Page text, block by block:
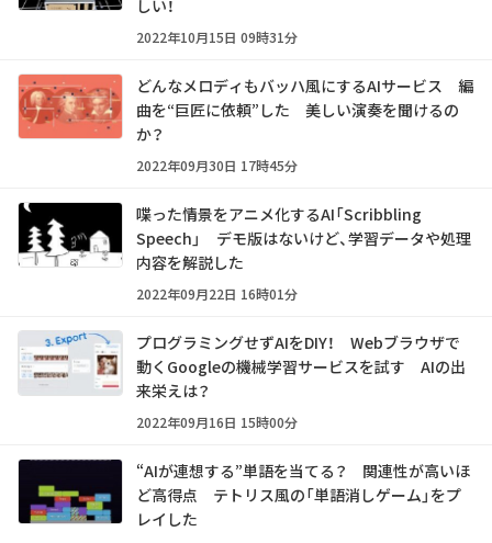
しい！
2022年10月15日 09時31分
どんなメロディもバッハ風にするAIサービス 編
曲を“巨匠に依頼”した 美しい演奏を聞けるの
か？
2022年09月30日 17時45分
喋った情景をアニメ化するAI「Scribbling
Speech」 デモ版はないけど、学習データや処理
内容を解説した
2022年09月22日 16時01分
プログラミングせずAIをDIY！ Webブラウザで
動くGoogleの機械学習サービスを試す AIの出
来栄えは？
2022年09月16日 15時00分
“AIが連想する”単語を当てる？ 関連性が高いほ
ど高得点 テトリス風の「単語消しゲーム」をプ
レイした